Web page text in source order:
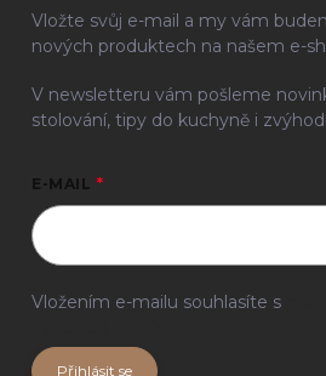
Vložte svůj e-mail a my vám
nových produktech na našem e-
V newsletteru vám pošleme
stolování, tipy do kuchyně i
E-MAIL
Vložením e-mailu souhlasíte s
Přihlásit se